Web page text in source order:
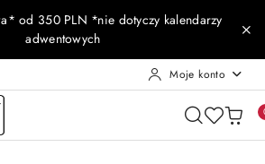
głównej
konto
głównego
od 350 PLN *nie dotyczy kalendarzy
adwentowych
Moje konto